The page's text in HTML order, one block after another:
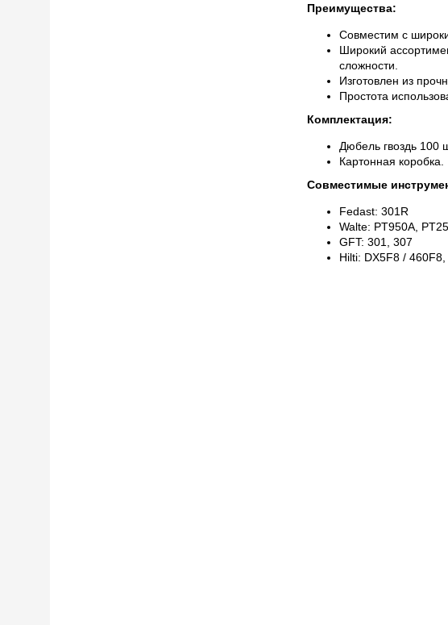
Преимущества:
Совместим с
Широкий
сложности.
Изготовлен из
Простота
Комплектация:
Дюбель гвоздь 100
Картонная коробка.
Совместимые
Fedast: 301R
Walte: PT950A,
GFT: 301, 307
Hilti: DX5F8 /